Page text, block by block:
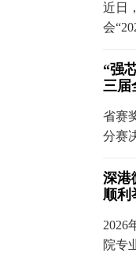
近日
会
港微
“强
三届
省赛
分赛
逐中
省赛
深港
顺利
2026
院专